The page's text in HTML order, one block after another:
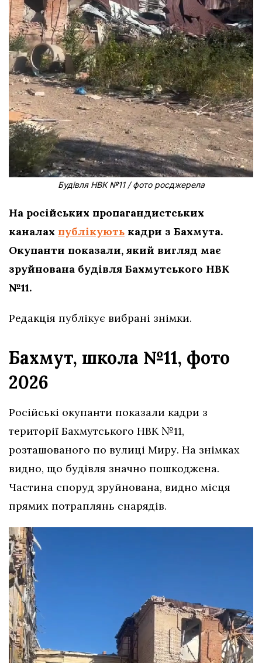
Будівля НВК №11 / фото росджерела
На російських пропагандистських
каналах публікують кадри з Бахмута.
Окупанти показали, який вигляд має
зруйнована будівля Бахмутського НВК
№11.
Редакція публікує вибрані знімки.
Бахмут, школа №11, фото
2026
Російські окупанти показали кадри з
території Бахмутського НВК №11,
розташованого по вулиці Миру. На знімках
видно, що будівля значно пошкоджена.
Частина споруд зруйнована, видно місця
прямих потраплянь снарядів.